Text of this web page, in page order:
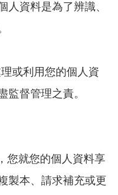
人資料是為了辨識、
或利用您的個人資
監督管理之責。
您就您的個人資料享
製本、請求補充或更